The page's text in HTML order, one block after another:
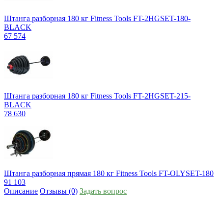
Штанга разборная 180 кг Fitness Tools FT-2HGSET-180-
BLACK
67 574
Штанга разборная 180 кг Fitness Tools FT-2HGSET-215-
BLACK
78 630
Штанга разборная прямая 180 кг Fitness Tools FT-OLYSET-180
91 103
Описание Отзывы (0) Задать вопрос